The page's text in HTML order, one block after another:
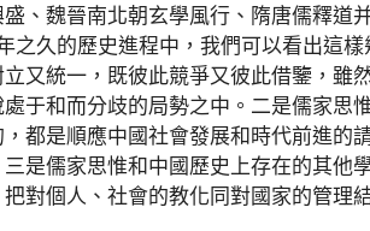
、魏晉南北朝玄學風行、隋唐儒釋道
之久的歷史進程中，我們可以看出這
立又統一，既彼此競爭又彼此借鑒，雖
于和而分歧的局勢之中。二是儒家思
都是順應中國社會發展和時代前進的
是儒家思惟和中國歷史上存在的其他
對個人、社會的教化同對國家的管理